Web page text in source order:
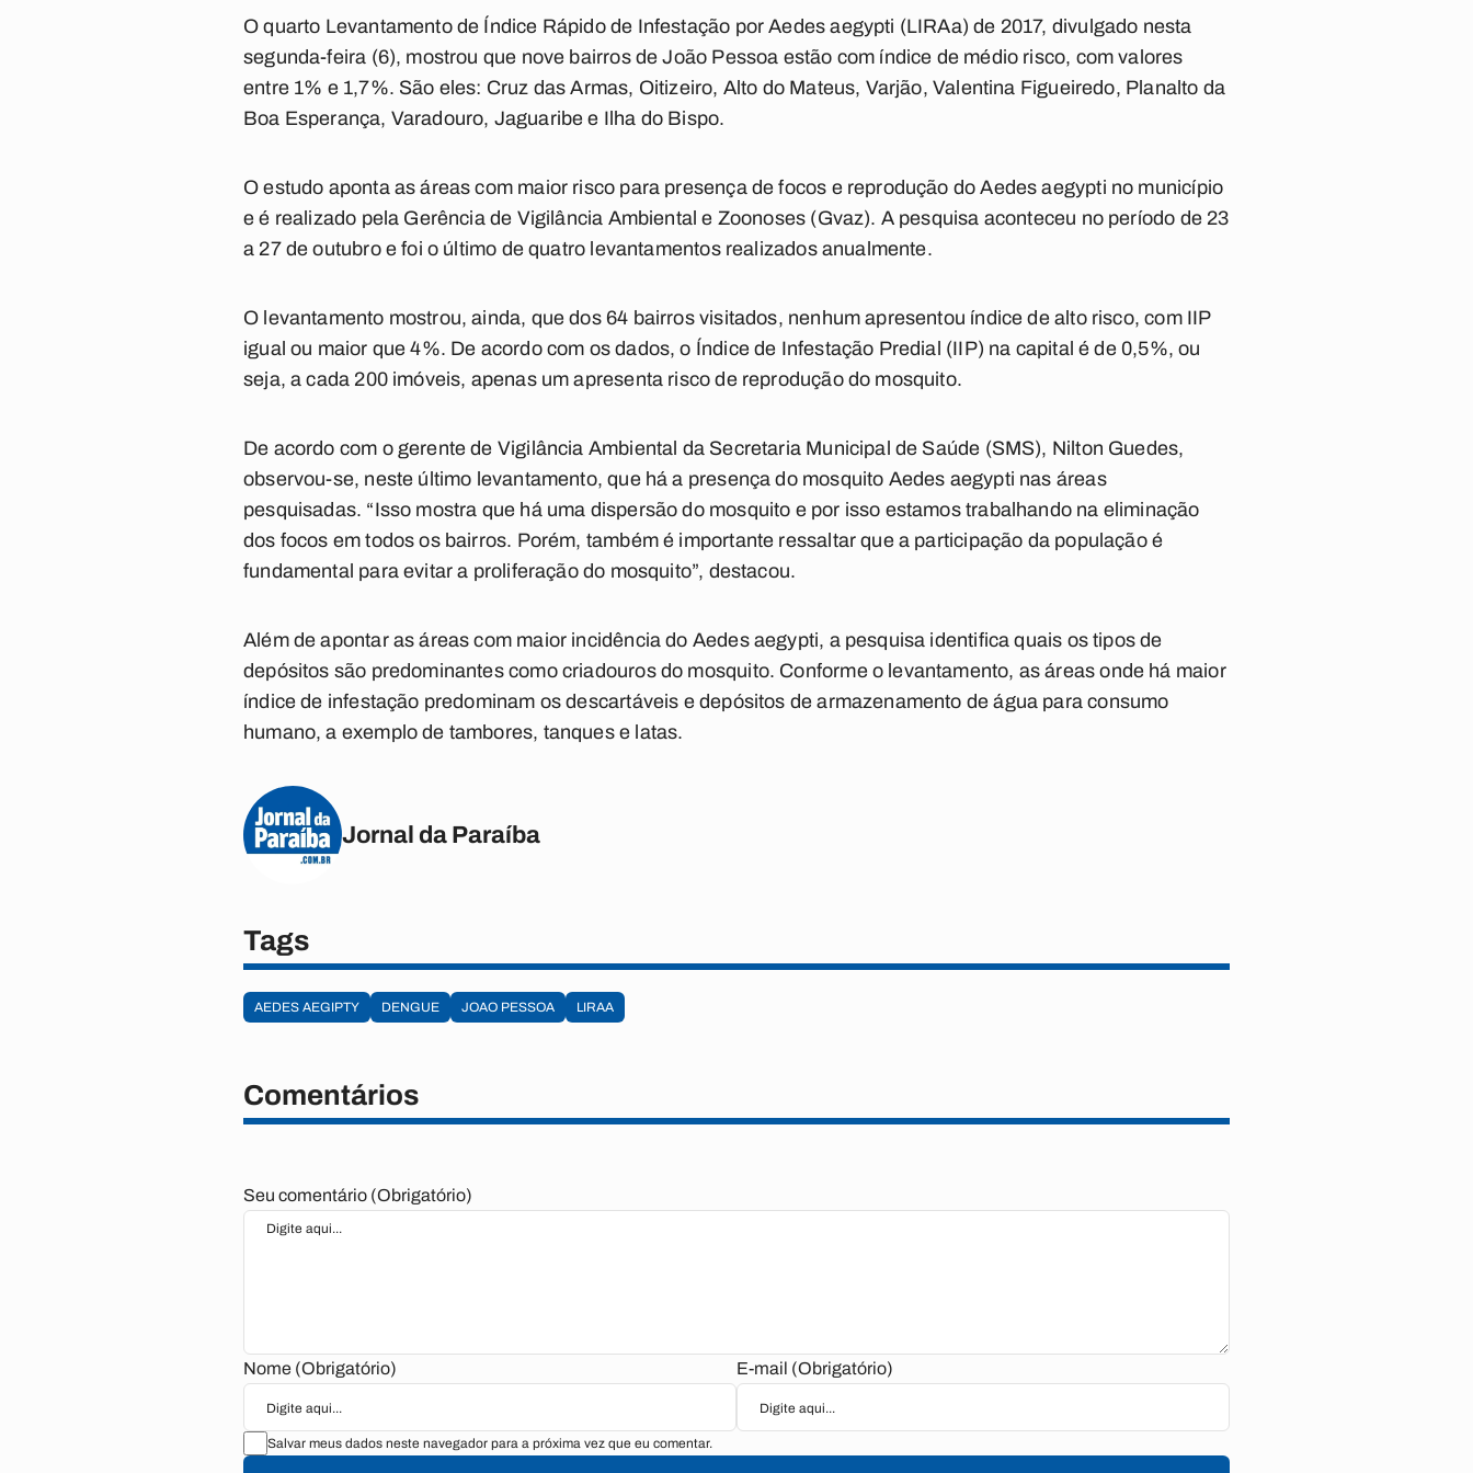
O quarto Levantamento de Índice Rápido de Infestação por Aedes aegypti (LIRAa) de 2017, divulgado nesta
segunda-feira (6), mostrou que nove bairros de João Pessoa estão com índice de médio risco, com valores
entre 1% e 1,7%. São eles: Cruz das Armas, Oitizeiro, Alto do Mateus, Varjão, Valentina Figueiredo, Planalto da
Boa Esperança, Varadouro, Jaguaribe e Ilha do Bispo.
O estudo aponta as áreas com maior risco para presença de focos e reprodução do Aedes aegypti no município
e é realizado pela Gerência de Vigilância Ambiental e Zoonoses (Gvaz). A pesquisa aconteceu no período de 23
a 27 de outubro e foi o último de quatro levantamentos realizados anualmente.
O levantamento mostrou, ainda, que dos 64 bairros visitados, nenhum apresentou índice de alto risco, com IIP
igual ou maior que 4%. De acordo com os dados, o Índice de Infestação Predial (IIP) na capital é de 0,5%, ou
seja, a cada 200 imóveis, apenas um apresenta risco de reprodução do mosquito.
De acordo com o gerente de Vigilância Ambiental da Secretaria Municipal de Saúde (SMS), Nilton Guedes,
observou-se, neste último levantamento, que há a presença do mosquito Aedes aegypti nas áreas
pesquisadas. “Isso mostra que há uma dispersão do mosquito e por isso estamos trabalhando na eliminação
dos focos em todos os bairros. Porém, também é importante ressaltar que a participação da população é
fundamental para evitar a proliferação do mosquito”, destacou.
Além de apontar as áreas com maior incidência do Aedes aegypti, a pesquisa identifica quais os tipos de
depósitos são predominantes como criadouros do mosquito. Conforme o levantamento, as áreas onde há maior
índice de infestação predominam os descartáveis e depósitos de armazenamento de água para consumo
humano, a exemplo de tambores, tanques e latas.
Jornal da Paraíba
Tags
AEDES AEGIPTY DENGUE JOAO PESSOA LIRAA
Comentários
Seu comentário (Obrigatório)
Nome (Obrigatório) E-mail (Obrigatório)
Salvar meus dados neste navegador para a próxima vez que eu comentar.